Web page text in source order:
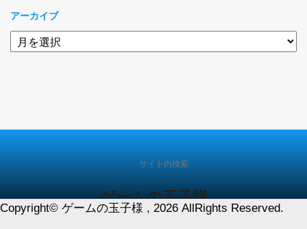
リ
ー
アーカイブ
ア
ー
サイト内検索
ゲームの玉子様
Copyright© ゲームの玉子様 , 2026 AllRights Reserved.